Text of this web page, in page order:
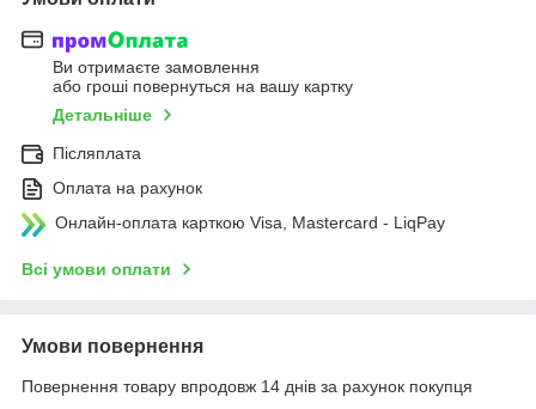
Ви отримаєте замовлення
або гроші повернуться на вашу картку
Детальніше
Післяплата
Оплата на рахунок
Онлайн-оплата карткою Visa, Mastercard - LiqPay
Всі умови оплати
Умови повернення
Повернення товару впродовж 14 днів за рахунок покупця